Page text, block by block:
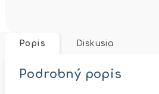
Popis Diskusia
Podrobný popis